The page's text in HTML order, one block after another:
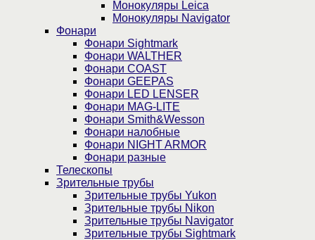
Монокуляры Leica
Монокуляры Navigator
Фонари
Фонари Sightmark
Фонари WALTHER
Фонари COAST
Фонари GEEPAS
Фонари LED LENSER
Фонари MAG-LITE
Фонари Smith&Wesson
Фонари налобные
Фонари NIGHT ARMOR
Фонари разные
Телескопы
Зрительные трубы
Зрительные трубы Yukon
Зрительные трубы Nikon
Зрительные трубы Navigator
Зрительные трубы Sightmark